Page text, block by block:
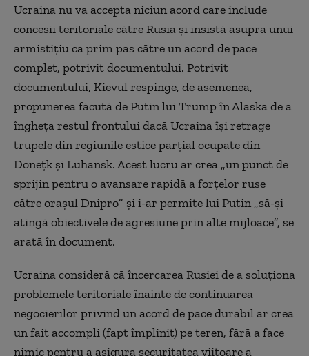
Ucraina nu va accepta niciun acord care include
concesii teritoriale către Rusia și insistă asupra unui
armistițiu ca prim pas către un acord de pace
complet, potrivit documentului. Potrivit
documentului, Kievul respinge, de asemenea,
propunerea făcută de Putin lui Trump în Alaska de a
îngheța restul frontului dacă Ucraina își retrage
trupele din regiunile estice parțial ocupate din
Donețk și Luhansk. Acest lucru ar crea „un punct de
sprijin pentru o avansare rapidă a forțelor ruse
către orașul Dnipro” și i-ar permite lui Putin „să-și
atingă obiectivele de agresiune prin alte mijloace”, se
arată în document.
Ucraina consideră că încercarea Rusiei de a soluționa
problemele teritoriale înainte de continuarea
negocierilor privind un acord de pace durabil ar crea
un fait accompli (fapt împlinit) pe teren, fără a face
nimic pentru a asigura securitatea viitoare a